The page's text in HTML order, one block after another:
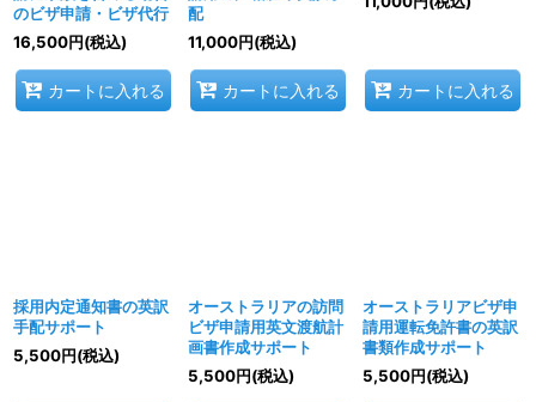
のビザ申請・ビザ代行
16,500円(税込)
カートに入れる
配
11,000円(税込)
カートに入れる カートに入れる
採用内定通知書の英訳
手配サポート
5,500円(税込)
オーストラリアの訪問
ビザ申請用英文渡航計
画書作成サポート
5,500円(税込)
オーストラリアビザ申
請用運転免許書の英訳
書類作成サポート
5,500円(税込)